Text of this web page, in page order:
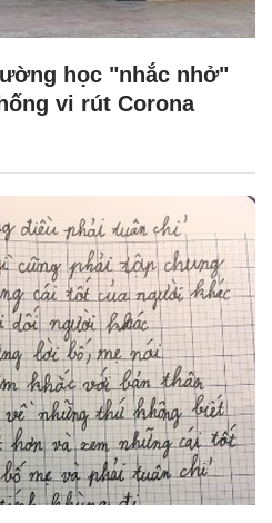
học "nhắc nhở"
vi rút Corona